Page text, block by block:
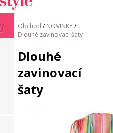
Obchod / NOVINKY/
Dlouhé zavinovací šaty
Dlouhé
zavinovací
šaty